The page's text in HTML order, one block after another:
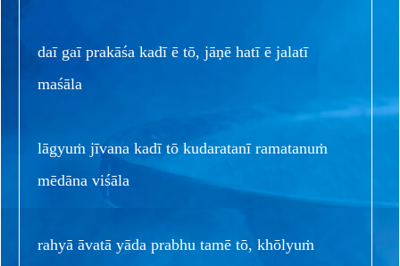
daī gaī prakāśa kadī ē tō, jāṇē hatī ē jalatī
maśāla
lāgyuṁ jīvana kadī tō kudaratanī ramatanuṁ
mēdāna viśāla
rahyā āvatā yāda prabhu tamē tō, khōlyuṁ